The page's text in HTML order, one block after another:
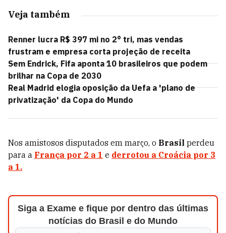
Veja também
Renner lucra R$ 397 mi no 2° tri, mas vendas
frustram e empresa corta projeção de receita
Sem Endrick, Fifa aponta 10 brasileiros que podem
brilhar na Copa de 2030
Real Madrid elogia oposição da Uefa a 'plano de
privatização' da Copa do Mundo
Nos amistosos disputados em março, o Brasil perdeu
para a França por 2 a 1 e derrotou a Croácia por 3
a 1.
Siga a Exame e fique por dentro das últimas
notícias do Brasil e do Mundo